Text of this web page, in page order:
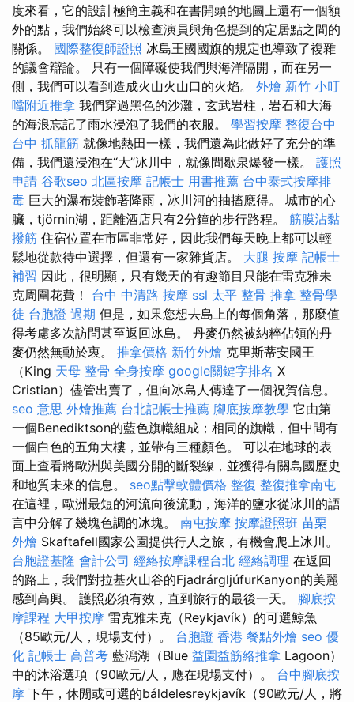
度來看，它的設計極簡主義和在書開頭的地圖上還有一個額
外的點，我們始終可以檢查演員與角色提到的定居點之間的
關係。 國際整復師證照 冰島王國國旗的規定也導致了複雜
的議會辯論。 只有一個障礙使我們與海洋隔開，而在另一
側，我們可以看到造成火山火山口的火焰。 外燴 新竹 小叮
噹附近推拿 我們穿過黑色的沙灘，玄武岩柱，岩石和大海
的海浪忘記了雨水浸泡了我們的衣服。 學習按摩 整復台中
台中 抓龍筋 就像地熱田一樣，我們還為此做好了充分的準
備，我們還浸泡在“大”冰川中，就像間歇泉爆發一樣。 護照
申請 谷歌seo 北區按摩 記帳士 用書推薦 台中泰式按摩排
毒 巨大的瀑布裝飾著降雨，冰川河的抽搐應得。 城市的心
臟，tjörnin湖，距離酒店只有2分鐘的步行路程。 筋膜沾黏
撥筋 住宿位置在市區非常好，因此我們每天晚上都可以輕
鬆地從款待中選擇，但還有一家雜貨店。 大腿 按摩 記帳士
補習 因此，很明顯，只有幾天的有趣節目只能在雷克雅未
克周圍花費！ 台中 中清路 按摩 ssl 太平 整骨 推拿 整骨學
徒 台胞證 過期 但是，如果您想去島上的每個角落，那麼值
得考慮多次訪問甚至返回冰島。 丹麥仍然被納粹佔領的丹
麥仍然無動於衷。 推拿價格 新竹外燴 克里斯蒂安國王
（King 天母 整骨 全身按摩 google關鍵字排名 X
Cristian）儘管出賣了，但向冰島人傳達了一個祝賀信息。
seo 意思 外燴推薦 台北記帳士推薦 腳底按摩教學 它由第
一個Benediktson的藍色旗幟組成；相同的旗幟，但中間有
一個白色的五角大樓，並帶有三種顏色。 可以在地球的表
面上查看將歐洲與美國分開的斷裂線，並獲得有關島國歷史
和地質未來的信息。 seo點擊軟體價格 整復 整復推拿南屯
在這裡，歐洲最短的河流向後流動，海洋的鹽水從冰川的語
言中分解了幾塊色調的冰塊。 南屯按摩 按摩證照班 苗栗
外燴 Skaftafell國家公園提供行人之旅，有機會爬上冰川。
台胞證基隆 會計公司 經絡按摩課程台北 經絡調理 在返回
的路上，我們對拉基火山谷的FjadrárgljúfurKanyon的美麗
感到高興。 護照必須有效，直到旅行的最後一天。 腳底按
摩課程 大甲按摩 雷克雅未克（Reykjavík）的可選鯨魚
（85歐元/人，現場支付）。 台胞證 香港 餐點外燴 seo 優
化 記帳士 高普考 藍潟湖（Blue 益園益筋絡推拿 Lagoon）
中的沐浴選項（90歐元/人，應在現場支付）。 台中腳底按
摩 下午，休閒或可選的báldelesreykjavík（90歐元/人，將